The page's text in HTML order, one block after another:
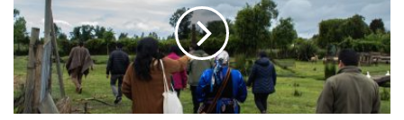
r
n
o
R
e
g
t
a
l
d
e
d